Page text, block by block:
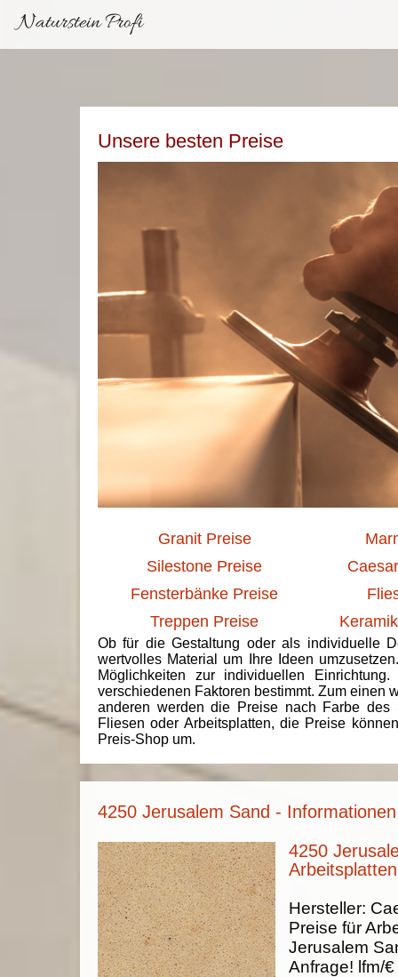
Naturstein Profi
Unsere besten Preise
Granit Preise
Silestone Preise
Fensterbänke Preise
Treppen Preise
Ob für die Gestaltung oder als individuelle
wertvolles Material um Ihre Ideen
Möglichkeiten zur individuellen
verschiedenen Faktoren bestimmt. Zum einen
anderen werden die Preise nach Farbe des
Fliesen oder Arbeitsplatten, die Preise
Preis-Shop um.
4250 Jerusalem Sand -
4250
Arbeitsplatten
Hersteller:
Preise für
Jerusalem
Anfrage! lfm/€